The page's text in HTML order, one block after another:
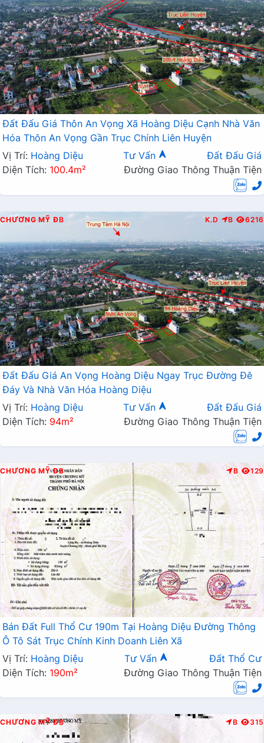
Đất Đấu Giá Thôn An Vọng Xã Hoàng Diệu Cạnh Nhà Văn
Hóa Thôn An Vọng Gần Trục Chính Liên Huyện
Vị Trí: Hoàng Diệu Tư Vấn
Đất Đấu Giá
Diện Tích: 100.4m² Đường Giao Thông Thuận Tiện
CHƯƠNG MỸ ĐB K.D B 6216
Đất Đấu Giá An Vọng Hoàng Diệu Ngay Trục Đường Đê
Đáy Và Nhà Văn Hóa Hoàng Diệu
Vị Trí: Hoàng Diệu Tư Vấn
Đất Đấu Giá
Diện Tích: 94m² Đường Giao Thông Thuận Tiện
CHƯƠNG MỸ ĐB B 129
Bán Đất Full Thổ Cư 190m Tại Hoàng Diệu Đường Thông
Ô Tô Sát Trục Chính Kinh Doanh Liên Xã
Vị Trí: Hoàng Diệu Tư Vấn
Đất Thổ Cư
Diện Tích: 190m² Đường Giao Thông Thuận Tiện
CHƯƠNG MỸ ĐB B 315